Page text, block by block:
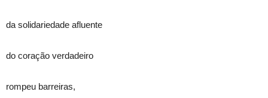
da solidariedade afluente
do coração verdadeiro
rompeu barreiras,